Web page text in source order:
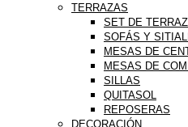
TERRAZAS
SET DE
SOFÁS Y
MESAS DE
MESAS DE
SILLAS
QUITASOL
REPOSERAS
DECORACIÓN